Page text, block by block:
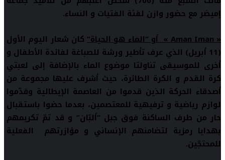
إميضر مع حضور وازن لفئة الفتيات و النساء.
« Aman Iman »
أو “الماء هو الحياة” كان شعار اليوم الأول
(11 أبريل) الذي عرف تأطير ورشة للصباغة لفائدة الأطفال و
أخرى للموسيقى تناولتا موضوع الماء بالإضافة إلى لعبتي
كرة القدم و الكرة الطائرة، حيث أشرف عليها مجموعة من
أصدقاء الحركة الذين قدموا من العاصمة الإيطالية وقدّموا
لوازم رياضية و ترفيهية للمعتصمين، بعدما حضوا باستقبال
حار من طرف الساكنة فوق جبل “ألبّان” و قد تمّ تكريمهم
بهدايا رمزية لتضامنهم الإنساني و مؤازرتهم الفعلية
للمحتجّين.